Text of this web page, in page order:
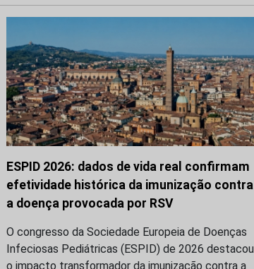
ESPID 2026: dados de vida real confirmam
efetividade histórica da imunização contra
a doença provocada por RSV
O congresso da Sociedade Europeia de Doenças
Infeciosas Pediátricas (ESPID) de 2026 destacou
o impacto transformador da imunização contra a